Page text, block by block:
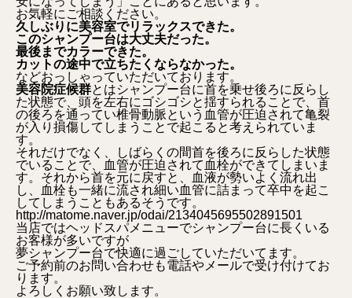
お気軽にご相談ください。
久しぶりに美容室でリラックスできた。
このシャンプー台は大丈夫だった。
最後までカラーできた。
カットの途中で立ちたくならなかった。
などおっしゃっていただいております。
美容院症候群とはシャンプー台に首を乗せ後ろに反らし
た状態で、頭を左右にゴシゴシと揺すられることで、首
の後ろを通ってい椎骨動脈という血管が圧迫されて亀裂
が入り損傷してしまうことで起こると考えられていま
す。
それだけでなく、しばらくの間首を後ろに反らした状態
でいることで、血管が圧迫されて血栓ができてしまいま
す。それから首を元に戻すと、血液が勢いよく流れ出
し、血栓も一緒に流され細い血管に詰まって卒中を起こ
してしまうこともあるそうです。
http://matome.naver.jp/odai/2134045695502891501
当店ではヘッドスパメニューでシャンプー台に長くいる
お客様が多いですが
夢シャンプー台で快適に過ごしていただいてます。
ご予約前のお問い合わせも電話やメールで受け付けてお
ります。
よろしくお願い致します。